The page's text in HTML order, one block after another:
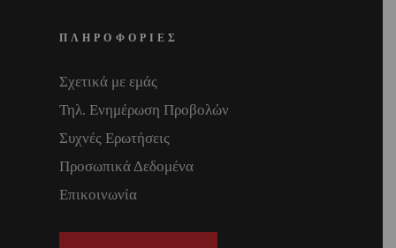
ΠΛΗΡΟΦΟΡΙΕΣ
Σχετικά με εμάς
Τηλ. Ενημέρωση Προβολών
Συχνές Ερωτήσεις
Προσωπικά Δεδομένα
Επικοινωνία